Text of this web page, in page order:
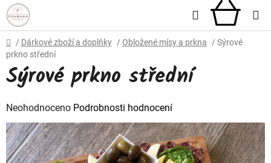
Přejít
na
obsah
Hledat
Domů
/ Dárkové zboží a doplňky / Obložené mísy a prkna / Sýrové
prkno střední
Sýrové prkno střední
Průměrné
hodnocení
produktu
je
Neohodnoceno Podrobnosti hodnocení